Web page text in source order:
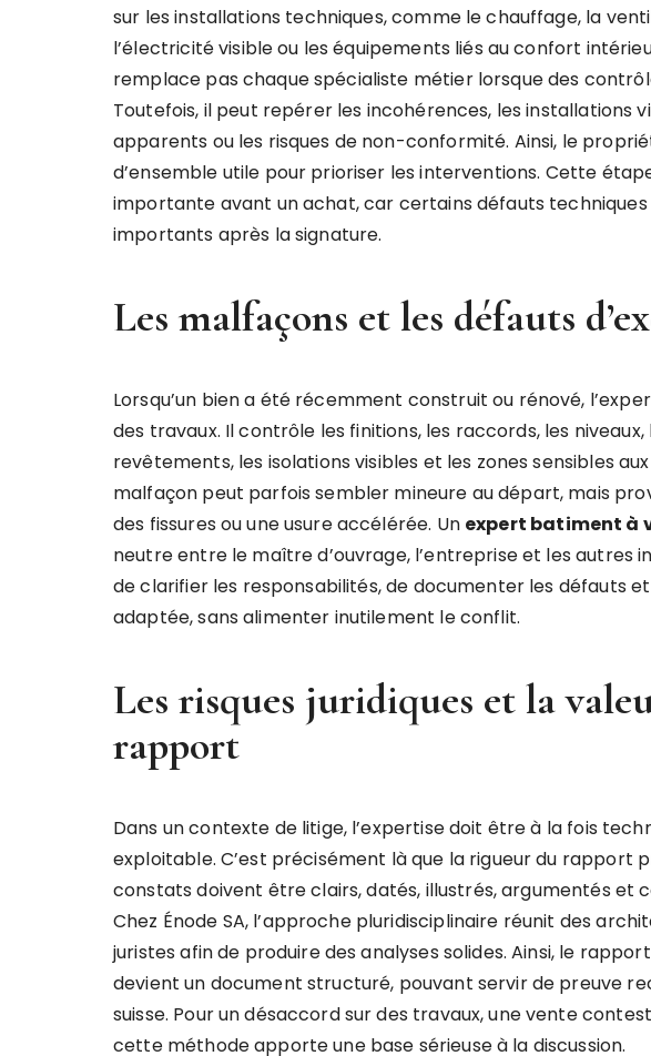
sur les installations techniques, comme le chauffage, la
l’électricité visible ou les équipements liés au confort
remplace pas chaque spécialiste métier lorsque des
Toutefois, il peut repérer les incohérences, les installations
apparents ou les risques de non-conformité. Ainsi, le
d’ensemble utile pour prioriser les interventions. Cette
importante avant un achat, car certains défauts
importants après la signature.
Les malfaçons et les défauts
Lorsqu’un bien a été récemment construit ou rénové,
des travaux. Il contrôle les finitions, les raccords, les niveaux,
revêtements, les isolations visibles et les zones sensibles
malfaçon peut parfois sembler mineure au départ, mais
des fissures ou une usure accélérée. Un expert batiment à
neutre entre le maître d’ouvrage, l’entreprise et les
de clarifier les responsabilités, de documenter les défauts
adaptée, sans alimenter inutilement le conflit.
Les risques juridiques et la
rapport
Dans un contexte de litige, l’expertise doit être à la fois
exploitable. C’est précisément là que la rigueur du rapport
constats doivent être clairs, datés, illustrés, argumentés et
Chez Énode SA, l’approche pluridisciplinaire réunit des
juristes afin de produire des analyses solides. Ainsi, le
devient un document structuré, pouvant servir de preuve
suisse. Pour un désaccord sur des travaux, une vente
cette méthode apporte une base sérieuse à la discussion.